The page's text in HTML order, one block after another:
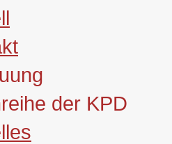
der KPD